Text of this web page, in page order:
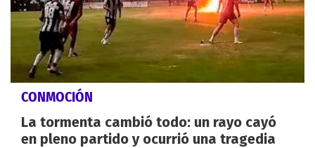
CONMOCIÓN
La tormenta cambió todo: un rayo cayó
en pleno partido y ocurrió una tragedia